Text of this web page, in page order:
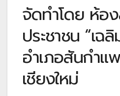
จัดทำโดย ห้อ
ประชาชน “เฉ
อำเภอสันกำ
เชียงใหม่